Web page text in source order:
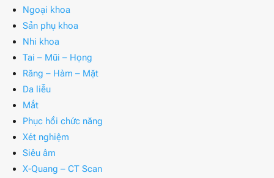
Ngoại khoa
Sản phụ khoa
Nhi khoa
Tai – Mũi – Họng
Răng – Hàm – Mặt
Da liễu
Mắt
Phục hồi chức năng
Xét nghiệm
Siêu âm
X-Quang – CT Scan